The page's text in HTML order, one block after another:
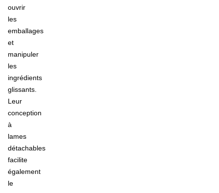
ouvrir
les
emballages
et
manipuler
les
ingrédients
glissants.
Leur
conception
à
lames
détachables
facilite
également
le